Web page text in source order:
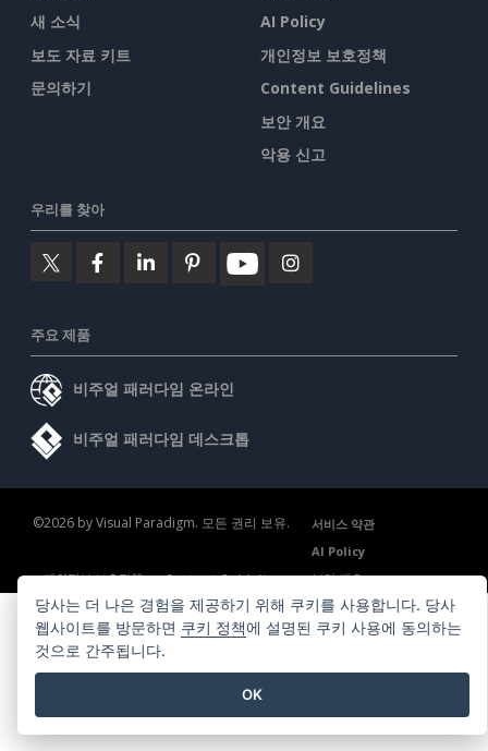
새 소식
보도 자료 키트
문의하기
AI Policy
개인정보 보호정책
Content Guidelines
보안 개요
악용 신고
우리를 찾아
주요 제품
비주얼 패러다임 온라인
비주얼 패러다임 데스크톱
©2026 by Visual Paradigm. 모든 권리 보유.
서비스 약관
AI Policy
개인정보 보호정책
Content Guidelines 보안 개요
당사는 더 나은 경험을 제공하기 위해 쿠키를 사용합니다. 당사
웹사이트를 방문하면 쿠키 정책에 설명된 쿠키 사용에 동의하는
것으로 간주됩니다.
OK